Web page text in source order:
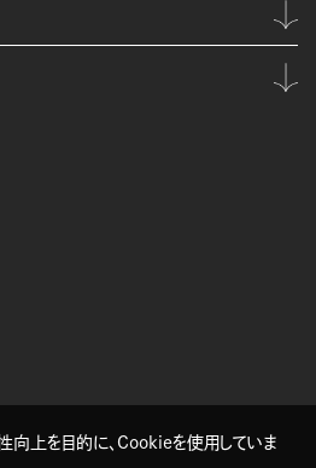
向上を目的に、Cookieを使用していま